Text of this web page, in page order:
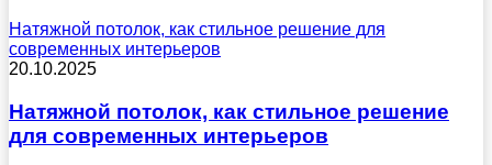
Натяжной потолок, как стильное решение для
современных интерьеров
20.10.2025
Натяжной потолок, как стильное решение
для современных интерьеров